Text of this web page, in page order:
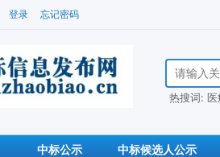
登录 忘记密码
搜索招标信
热搜词:
中标公示 中标候选人公示